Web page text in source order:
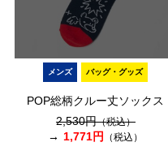
メンズ バッグ・グッズ
POP総柄クルー丈ソックス
2,530円（税込）
1,771円 （税込）